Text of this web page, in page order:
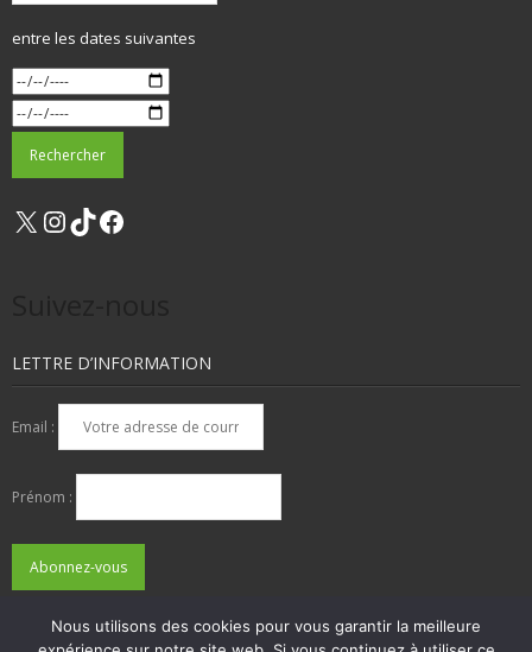
entre les dates suivantes
X Instagram
TikTok
LETTRE D’INFORMATION
Email :
Prénom :
Nous utilisons des cookies pour vous garantir la meilleure